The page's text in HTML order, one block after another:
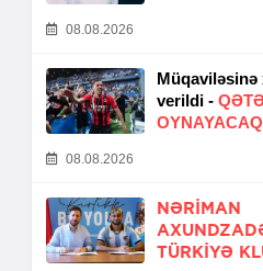
08.08.2026
Müqaviləsinə
verildi -
OYNAYACAQ
08.08.2026
NƏRIMAN
TÜRKIYƏ